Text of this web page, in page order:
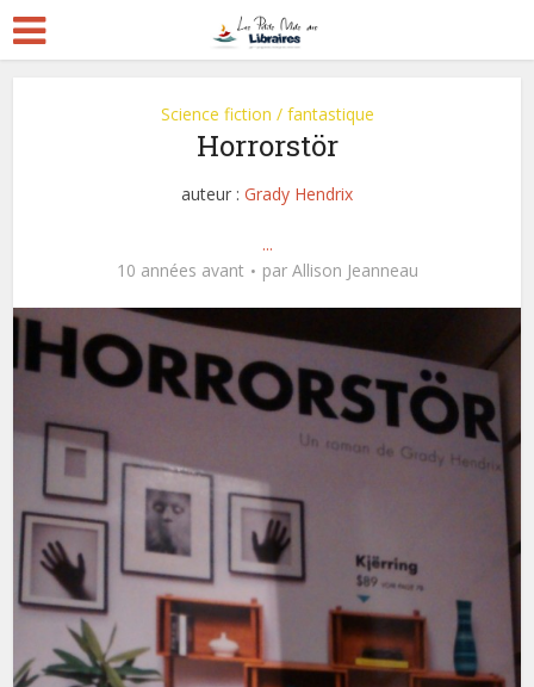
Science fiction / fantastique
Horrorstör
auteur : Grady Hendrix
...
10 années avant
par Allison Jeanneau